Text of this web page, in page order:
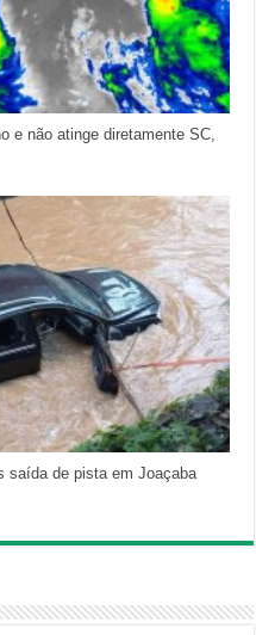
e não atinge diretamente SC,
saída de pista em Joaçaba